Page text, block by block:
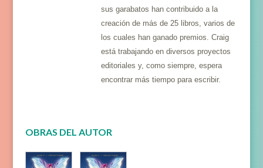
sus garabatos han contribuido a la
creación de más de 25 libros, varios de
los cuales han ganado premios. Craig
está trabajando en diversos proyectos
editoriales y, como siempre, espera
encontrar más tiempo para escribir.
OBRAS DEL AUTOR